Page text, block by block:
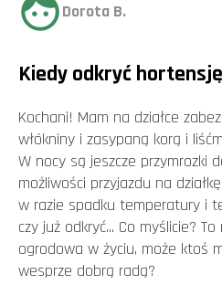
Dorota B.
Kiedy odkryć hortensję
Kochani! Mam na działce
włókniny i zasypaną korą i
W nocy są jeszcze przymrozki
możliwości przyjazdu na
w razie spadku temperatury i
czy już odkryć... Co myślicie?
ogrodowa w życiu, może ktoś
wesprze dobrą radą?